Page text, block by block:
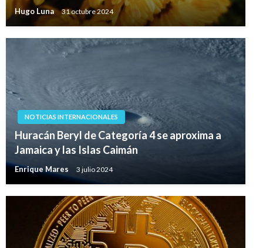
Hugo Luna 31 octubre 2024
NOTICIAS INTERNACIONALES
Huracán Beryl de Categoría 4 se aproxima a
Jamaica y las Islas Caimán
Enrique Mares 3 julio 2024